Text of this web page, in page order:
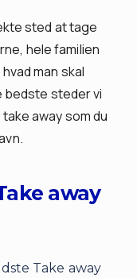
sted at tage
hele familien
man skal
bedste steder vi
away som du
away
Take away